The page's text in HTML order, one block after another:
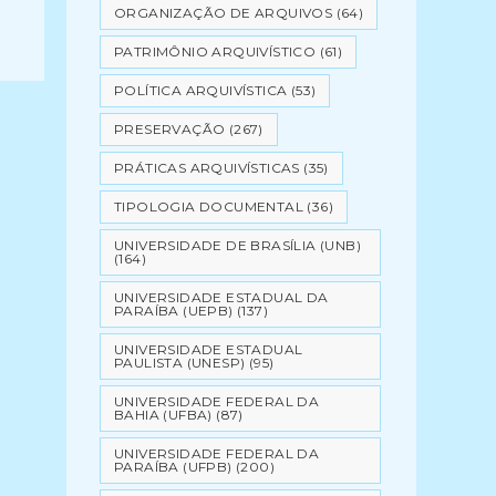
ORGANIZAÇÃO DE ARQUIVOS (64)
PATRIMÔNIO ARQUIVÍSTICO (61)
POLÍTICA ARQUIVÍSTICA (53)
PRESERVAÇÃO (267)
PRÁTICAS ARQUIVÍSTICAS (35)
TIPOLOGIA DOCUMENTAL (36)
UNIVERSIDADE DE BRASÍLIA (UNB)
(164)
UNIVERSIDADE ESTADUAL DA
PARAÍBA (UEPB) (137)
UNIVERSIDADE ESTADUAL
PAULISTA (UNESP) (95)
UNIVERSIDADE FEDERAL DA
BAHIA (UFBA) (87)
UNIVERSIDADE FEDERAL DA
PARAÍBA (UFPB) (200)